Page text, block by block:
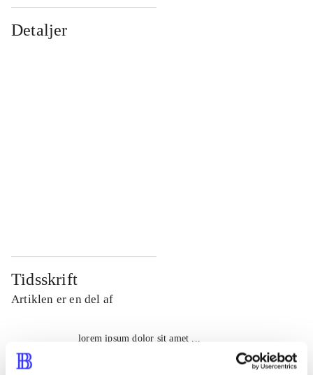
Detaljer
Tidsskrift
Artiklen er en del af
lorem ipsum dolor sit amet ...